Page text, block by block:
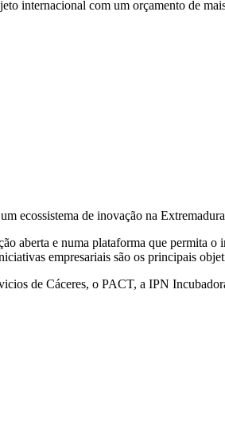
internacional com um orçamento de
ecossistema de inovação na
aberta e numa plataforma que permita o
empresariais são os principais
de Cáceres, o PACT, a IPN